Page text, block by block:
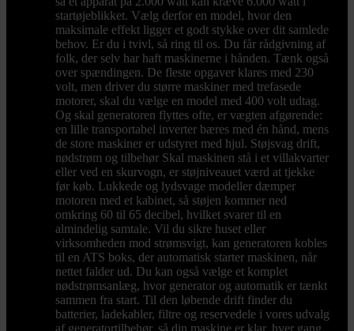
startøjeblikket. Vælg derfor en model, hvor den
maksimale effekt ligger et godt stykke over dit samlede
behov. Er du i tvivl, så ring til os. Du får rådgivning af
folk, der selv har haft maskinerne i hånden. Tænk også
over spændingen. De fleste opgaver klares med 230
volt, men driver du større maskiner med trefasede
motorer, skal du vælge en model med 400 volt udtag.
Og skal generatoren flyttes ofte, er vægten afgørende:
en lille transportabel inverter bæres med én hånd, mens
de store maskiner er udstyret med hjul. Støjsvag drift,
nødstrøm og tilbehør Skal maskinen stå i et villakvarter
eller ved en skurvogn, er støjniveauet værd at tjekke
før køb. Lukkede og lydsvage modeller dæmper
motoren med et kabinet, så støjen kommer ned
omkring 60 til 65 decibel, hvilket svarer til en
almindelig samtale. Vil du sikre huset eller
virksomheden mod strømsvigt, kan generatoren kobles
til en ATS boks, der automatisk starter maskinen, når
nettet falder ud. Du kan også vælge et komplet
nødstrømsanlæg, hvor generator og automatik er tænkt
sammen fra start. Til den løbende drift finder du
batterier, ladekabler, filtre og reservedele i vores udvalg